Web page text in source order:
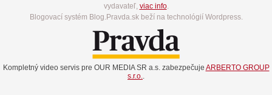
vydavateľ, viac info.
Blogovací systém Blog.Pravda.sk beží na technológií Wordpress.
Kompletný video servis pre OUR MEDIA SR a.s. zabezpečuje ARBERTO GROUP
s.r.o..